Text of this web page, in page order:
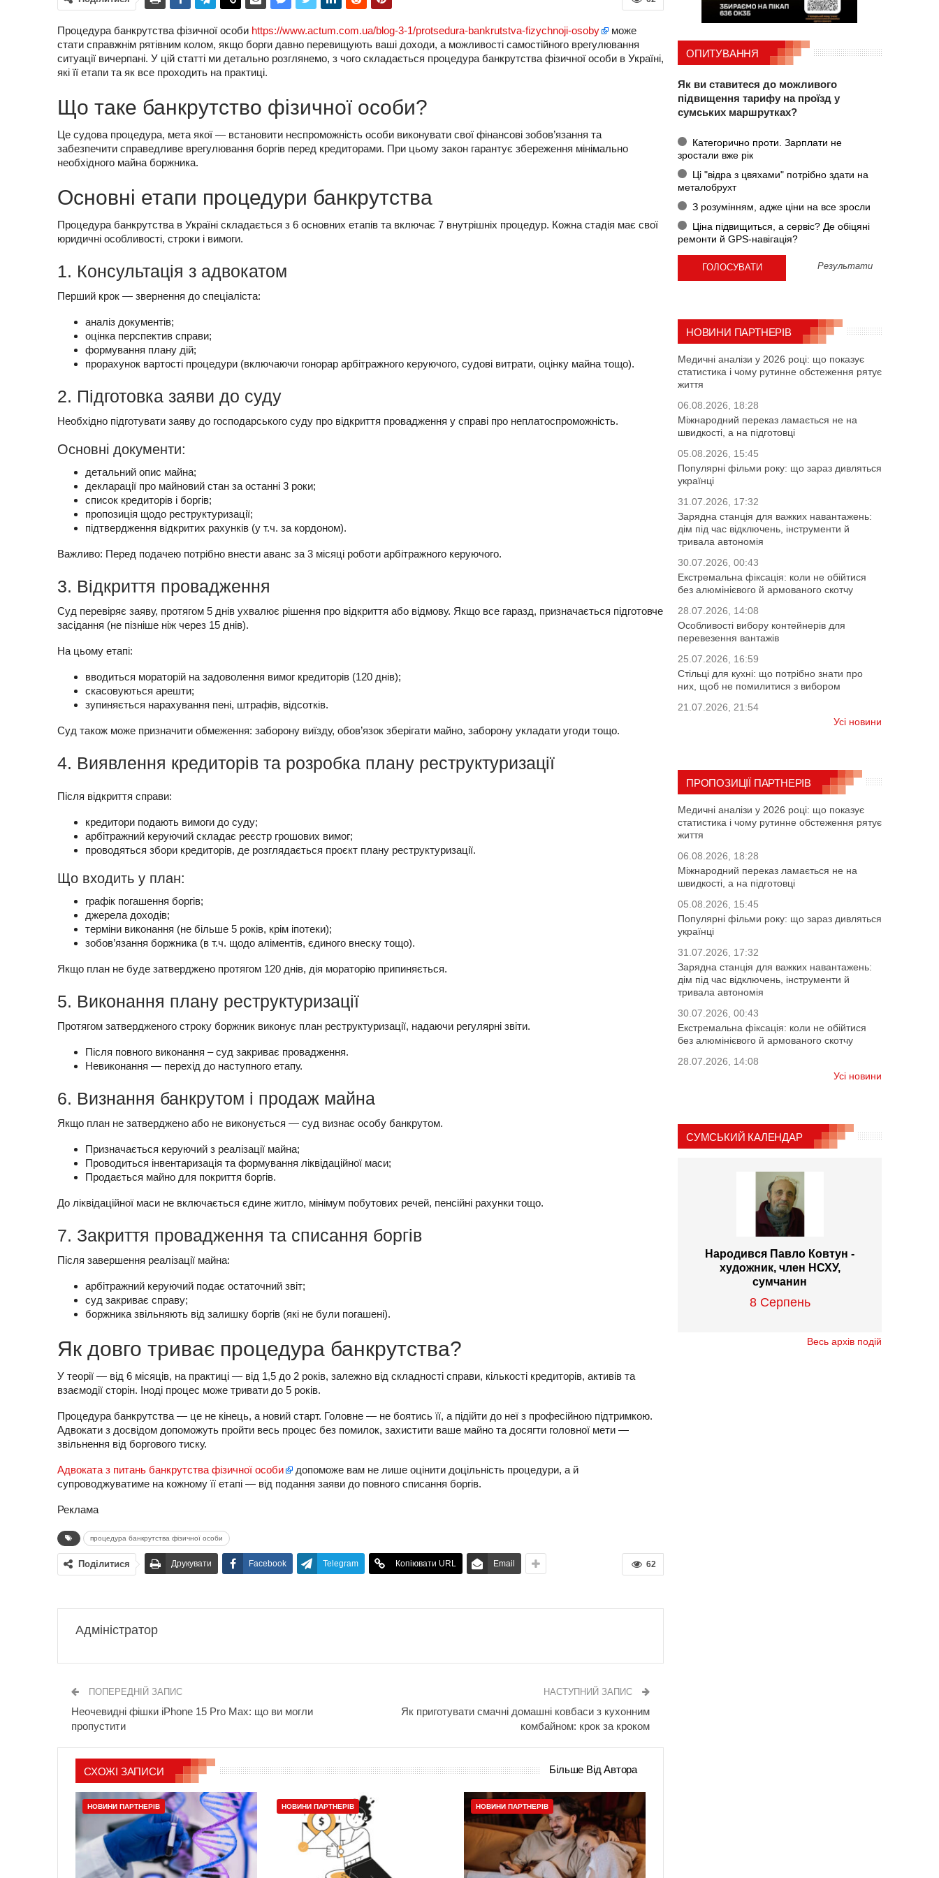
Процедура банкрутства фізичної особи https://www.actum.com.ua/blog-3-1/protsedura-bankrutstva-fizychnoji-osoby
може
стати справжнім рятівним колом, якщо борги давно перевищують ваші доходи, а можливості самостійного врегулювання
ситуації вичерпані. У цій статті ми детально розглянемо, з чого складається процедура банкрутства фізичної особи в Україні,
які її етапи та як все проходить на практиці.
Що таке банкрутство фізичної особи?
Це судова процедура, мета якої — встановити неспроможність особи виконувати свої фінансові зобов’язання та
забезпечити справедливе врегулювання боргів перед кредиторами. При цьому закон гарантує збереження мінімально
необхідного майна боржника.
Основні етапи процедури банкрутства
Процедура банкрутства в Україні складається з 6 основних етапів та включає 7 внутрішніх процедур. Кожна стадія має свої
юридичні особливості, строки і вимоги.
1. Консультація з адвокатом
Перший крок — звернення до спеціаліста:
аналіз документів;
оцінка перспектив справи;
формування плану дій;
прорахунок вартості процедури (включаючи гонорар арбітражного керуючого, судові витрати, оцінку майна тощо).
2. Підготовка заяви до суду
Необхідно підготувати заяву до господарського суду про відкриття провадження у справі про неплатоспроможність.
Основні документи:
детальний опис майна;
декларації про майновий стан за останні 3 роки;
список кредиторів і боргів;
пропозиція щодо реструктуризації;
підтвердження відкритих рахунків (у т.ч. за кордоном).
Важливо: Перед подачею потрібно внести аванс за 3 місяці роботи арбітражного керуючого.
3. Відкриття провадження
Суд перевіряє заяву, протягом 5 днів ухвалює рішення про відкриття або відмову. Якщо все гаразд, призначається підготовче
засідання (не пізніше ніж через 15 днів).
На цьому етапі:
вводиться мораторій на задоволення вимог кредиторів (120 днів);
скасовуються арешти;
зупиняється нарахування пені, штрафів, відсотків.
Суд також може призначити обмеження: заборону виїзду, обов’язок зберігати майно, заборону укладати угоди тощо.
4. Виявлення кредиторів та розробка плану реструктуризації
Після відкриття справи:
кредитори подають вимоги до суду;
арбітражний керуючий складає реєстр грошових вимог;
проводяться збори кредиторів, де розглядається проєкт плану реструктуризації.
Що входить у план:
графік погашення боргів;
джерела доходів;
терміни виконання (не більше 5 років, крім іпотеки);
зобов’язання боржника (в т.ч. щодо аліментів, єдиного внеску тощо).
Якщо план не буде затверджено протягом 120 днів, дія мораторію припиняється.
5. Виконання плану реструктуризації
Протягом затвердженого строку боржник виконує план реструктуризації, надаючи регулярні звіти.
Після повного виконання – суд закриває провадження.
Невиконання — перехід до наступного етапу.
6. Визнання банкрутом і продаж майна
Якщо план не затверджено або не виконується — суд визнає особу банкрутом.
Призначається керуючий з реалізації майна;
Проводиться інвентаризація та формування ліквідаційної маси;
Продається майно для покриття боргів.
До ліквідаційної маси не включається єдине житло, мінімум побутових речей, пенсійні рахунки тощо.
7. Закриття провадження та списання боргів
Після завершення реалізації майна:
арбітражний керуючий подає остаточний звіт;
суд закриває справу;
боржника звільняють від залишку боргів (які не були погашені).
Як довго триває процедура банкрутства?
У теорії — від 6 місяців, на практиці — від 1,5 до 2 років, залежно від складності справи, кількості кредиторів, активів та
взаємодії сторін. Іноді процес може тривати до 5 років.
Процедура банкрутства — це не кінець, а новий старт. Головне — не боятись її, а підійти до неї з професійною підтримкою.
Адвокати з досвідом допоможуть пройти весь процес без помилок, захистити ваше майно та досягти головної мети —
звільнення від боргового тиску.
Адвоката з питань банкрутства фізичної особи
допоможе вам не лише оцінити доцільність процедури, а й
супроводжуватиме на кожному її етапі — від подання заяви до повного списання боргів.
Реклама
процедура банкрутства фізичної особи
62
Поділитися Друкувати Facebook Telegram Копіювати URL Email
Адміністратор
ПОПЕРЕДНІЙ ЗАПИС
Неочевидні фішки iPhone 15 Pro Max: що ви могли
пропустити
НАСТУПНИЙ ЗАПИС
Як приготувати смачні домашні ковбаси з кухонним
комбайном: крок за кроком
СХОЖІ ЗАПИСИ Більше Від Автора
НОВИНИ ПАРТНЕРІВ НОВИНИ ПАРТНЕРІВ НОВИНИ ПАРТНЕРІВ
ОПИТУВАННЯ
Як ви ставитеся до можливого
підвищення тарифу на проїзд у
сумських маршрутках?
Категорично проти. Зарплати не
зростали вже рік
Ці "відра з цвяхами" потрібно здати на
металобрухт
З розумінням, адже ціни на все зросли
Ціна підвищиться, а сервіс? Де обіцяні
ремонти й GPS-навігація?
Результати
НОВИНИ ПАРТНЕРІВ
Медичні аналізи у 2026 році: що показує
статистика і чому рутинне обстеження рятує
життя
06.08.2026, 18:28
Міжнародний переказ ламається не на
швидкості, а на підготовці
05.08.2026, 15:45
Популярні фільми року: що зараз дивляться
українці
31.07.2026, 17:32
Зарядна станція для важких навантажень:
дім під час відключень, інструменти й
тривала автономія
30.07.2026, 00:43
Екстремальна фіксація: коли не обійтися
без алюмінієвого й армованого скотчу
28.07.2026, 14:08
Особливості вибору контейнерів для
перевезення вантажів
25.07.2026, 16:59
Стільці для кухні: що потрібно знати про
них, щоб не помилитися з вибором
21.07.2026, 21:54
Усі новини
ПРОПОЗИЦІЇ ПАРТНЕРІВ
Медичні аналізи у 2026 році: що показує
статистика і чому рутинне обстеження рятує
життя
06.08.2026, 18:28
Міжнародний переказ ламається не на
швидкості, а на підготовці
05.08.2026, 15:45
Популярні фільми року: що зараз дивляться
українці
31.07.2026, 17:32
Зарядна станція для важких навантажень:
дім під час відключень, інструменти й
тривала автономія
30.07.2026, 00:43
Екстремальна фіксація: коли не обійтися
без алюмінієвого й армованого скотчу
28.07.2026, 14:08
Усі новини
СУМСЬКИЙ КАЛЕНДАР
Народився Павло Ковтун -
художник, член НСХУ,
сумчанин
8 Серпень
Весь архів подій